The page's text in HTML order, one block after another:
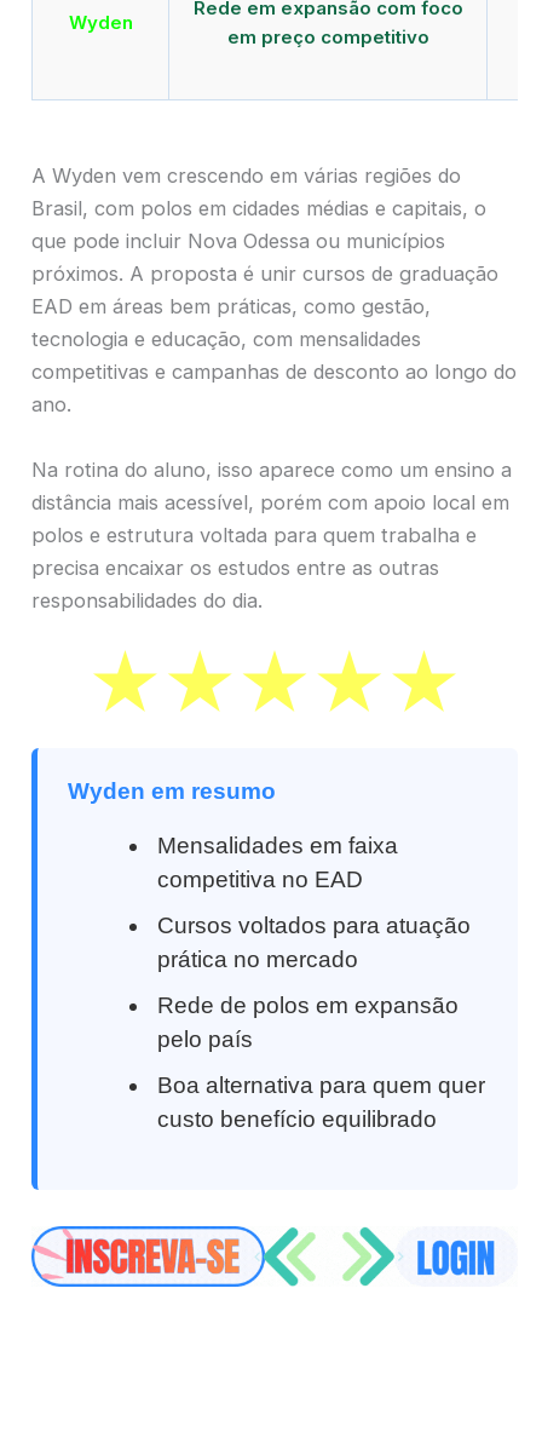
Wyden
Rede em expansão com foco
em preço competitivo
A Wyden vem crescendo em várias regiões do
Brasil, com polos em cidades médias e capitais, o
que pode incluir Nova Odessa ou municípios
próximos. A proposta é unir cursos de graduação
EAD em áreas bem práticas, como gestão,
tecnologia e educação, com mensalidades
competitivas e campanhas de desconto ao longo do
ano.
Na rotina do aluno, isso aparece como um ensino a
distância mais acessível, porém com apoio local em
polos e estrutura voltada para quem trabalha e
precisa encaixar os estudos entre as outras
responsabilidades do dia.
Wyden em resumo
Mensalidades em faixa
competitiva no EAD
Cursos voltados para atuação
prática no mercado
Rede de polos em expansão
pelo país
Boa alternativa para quem quer
custo benefício equilibrado